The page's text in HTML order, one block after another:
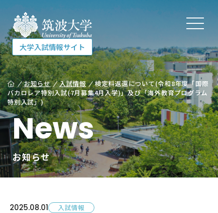
大学入試情報サイト
大学入試情報サイト
入試を知る
受験する
お知らせ 入試情報
検定料返還について(令和8年度「国際
バカロレア特別入試(7月募集4月入学)」及び「海外教育プログラム
特別入試」)
News
お知らせ
2025.08.01 入試情報